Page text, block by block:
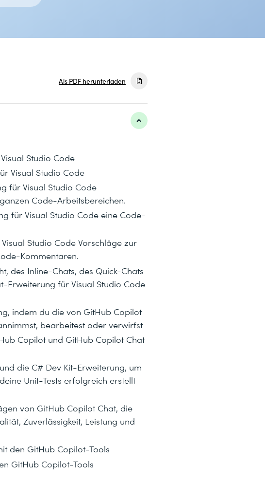
Als PDF herunterladen
Studio Code
Visual Studio Code
für Visual Studio Code
Code-Arbeitsbereichen.
für Visual Studio Code eine Code-
Studio Code Vorschläge zur
Kommentaren.
des Inline-Chats, des Quick-Chats
Erweiterung für Visual Studio Code
indem du die von GitHub Copilot
bearbeitest oder verwirfst
Copilot und GitHub Copilot Chat
die C# Dev Kit-Erweiterung, um
Unit-Tests erfolgreich erstellt
von GitHub Copilot Chat, die
Zuverlässigkeit, Leistung und
den GitHub Copilot-Tools
GitHub Copilot-Tools